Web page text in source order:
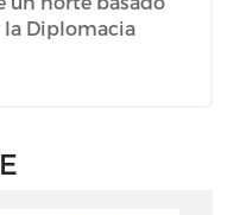
Diplomacia